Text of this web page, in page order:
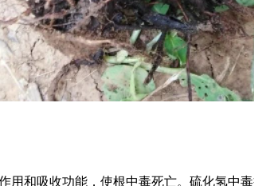
吸收功能，使根中毒死亡。硫化氢中